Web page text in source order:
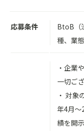
応募条件
BtoB（
種、業態
・企業
一切ご
・ 対象
年4月〜
績を開